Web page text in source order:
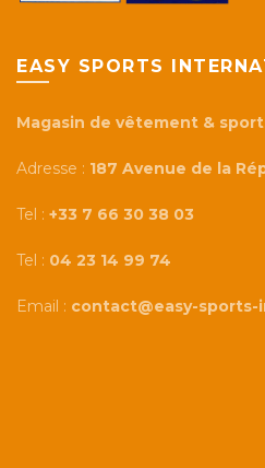
EASY SPORTS
Magasin de vêtement &
Adresse : 187 Avenue de la
Tel : +33 7 66 30 38 03
Tel : 04 23 14 99 74
Email : contact@easy-